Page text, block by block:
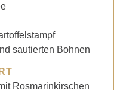
sautierten Bohnen
Rosmarinkirschen